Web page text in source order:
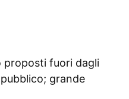
proposti fuori dagli
grande